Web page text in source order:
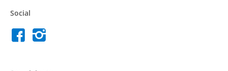
Social